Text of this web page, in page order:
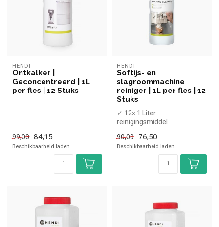
HENDI
Ontkalker |
Geconcentreerd | 1L
per fles | 12 Stuks
99,00 84,15
Beschikbaarheid laden..
HENDI
Softijs- en
slagroommachine
reiniger | 1L per fles | 12
Stuks
✓ 12x 1 Liter
reinigingsmiddel
✓ Voor alle soort...
90,00 76,50
Beschikbaarheid laden..